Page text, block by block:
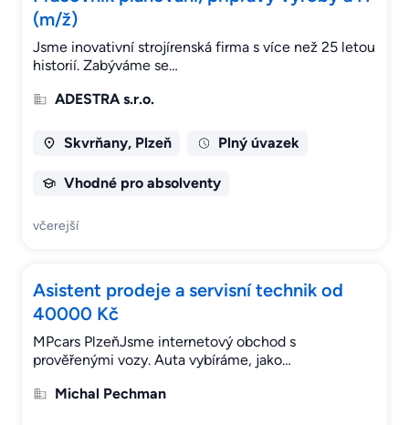
(m/ž)
Jsme inovativní strojírenská firma s více než 25 letou
historií. Zabýváme se…
ADESTRA s.r.o.
Skvrňany, Plzeň Plný úvazek
Vhodné pro absolventy
včerejší
Asistent prodeje a servisní technik od
40000 Kč
MPcars PlzeňJsme internetový obchod s
prověřenými vozy. Auta vybíráme, jako…
Michal Pechman